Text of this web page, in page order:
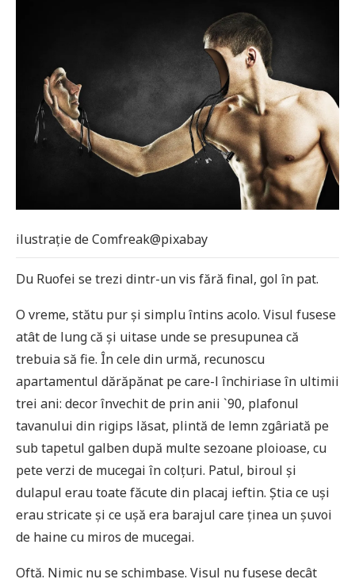
ilustrație de Comfreak@pixabay
Du Ruofei se trezi dintr-un vis fără final, gol în pat.
O vreme, stătu pur și simplu întins acolo. Visul fusese
atât de lung că și uitase unde se presupunea că
trebuia să fie. În cele din urmă, recunoscu
apartamentul dărăpănat pe care-l închiriase în ultimii
trei ani: decor învechit de prin anii `90, plafonul
tavanului din rigips lăsat, plintă de lemn zgâriată pe
sub tapetul galben după multe sezoane ploioase, cu
pete verzi de mucegai în colțuri. Patul, biroul și
dulapul erau toate făcute din placaj ieftin. Știa ce uși
erau stricate și ce ușă era barajul care ținea un șuvoi
de haine cu miros de mucegai.
Oftă. Nimic nu se schimbase. Visul nu fusese decât